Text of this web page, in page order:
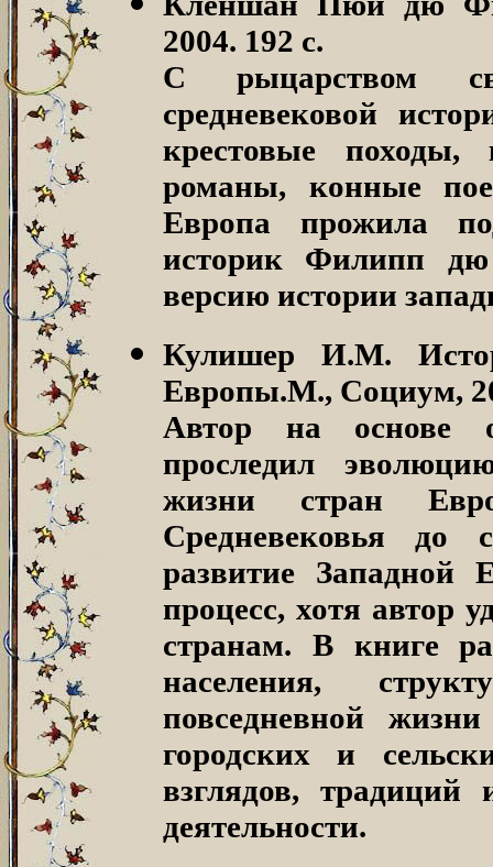
2004. 192 с.
С рыцарством
средневековой
крестовые походы,
романы, конные
Европа прожила
историк Филипп
версию истории
Кулишер И.М.
Европы.М., Социум,
Автор на основе
проследил
жизни стран
Средневековья до
развитие Западной
процесс, хотя автор
странам. В книге
населения,
повседневной
городских и
взглядов, традиций
деятельности.